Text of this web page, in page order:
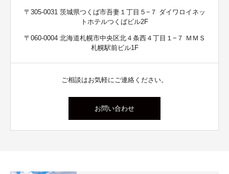
〒305-0031 茨城県つくば市吾妻１丁目５−７ ダイワロイネッ
トホテルつくばビル2F
〒060-0004 北海道札幌市中央区北４条西４丁目１−７ ＭＭＳ
札幌駅前ビル1F
ご相談はお気軽にご連絡ください。
お問い合わせ